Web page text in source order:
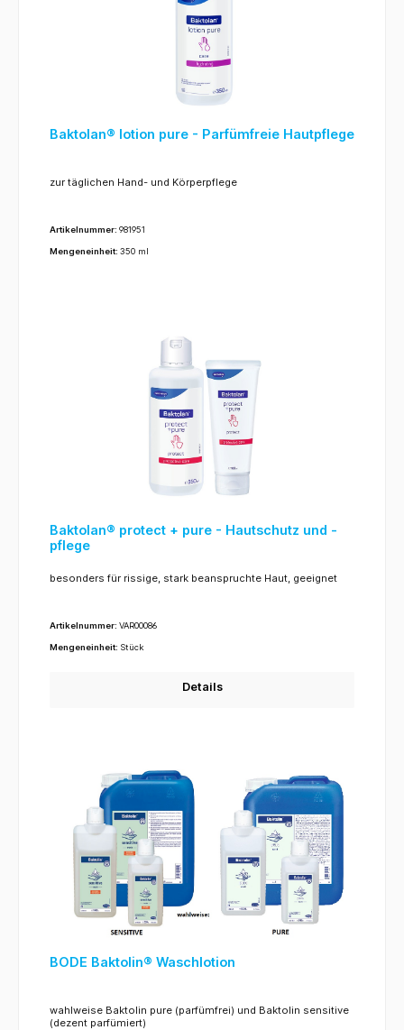
Baktolan® lotion pure - Parfümfreie Hautpflege
zur täglichen Hand- und Körperpflege
Artikelnummer: 981951
Mengeneinheit: 350 ml
Baktolan® protect + pure - Hautschutz und -
pflege
besonders für rissige, stark beanspruchte Haut, geeignet
Artikelnummer: VAR00086
Mengeneinheit: Stück
Details
BODE Baktolin® Waschlotion
wahlweise Baktolin pure (parfümfrei) und Baktolin sensitive
(dezent parfümiert)